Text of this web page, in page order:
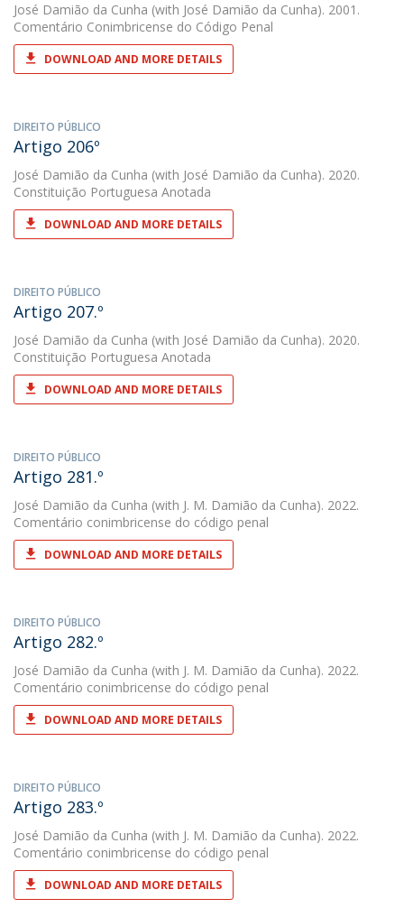
José Damião da Cunha (with José Damião da Cunha). 2001.
Comentário Conimbricense do Código Penal
DOWNLOAD AND MORE DETAILS
DIREITO PÚBLICO
Artigo 206º
José Damião da Cunha (with José Damião da Cunha). 2020.
Constituição Portuguesa Anotada
DOWNLOAD AND MORE DETAILS
DIREITO PÚBLICO
Artigo 207.º
José Damião da Cunha (with José Damião da Cunha). 2020.
Constituição Portuguesa Anotada
DOWNLOAD AND MORE DETAILS
DIREITO PÚBLICO
Artigo 281.º
José Damião da Cunha (with J. M. Damião da Cunha). 2022.
Comentário conimbricense do código penal
DOWNLOAD AND MORE DETAILS
DIREITO PÚBLICO
Artigo 282.º
José Damião da Cunha (with J. M. Damião da Cunha). 2022.
Comentário conimbricense do código penal
DOWNLOAD AND MORE DETAILS
DIREITO PÚBLICO
Artigo 283.º
José Damião da Cunha (with J. M. Damião da Cunha). 2022.
Comentário conimbricense do código penal
DOWNLOAD AND MORE DETAILS